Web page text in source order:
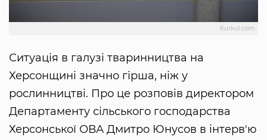
Kurkul.com
Ситуація в галузі тваринництва на
Херсонщині значно гірша, ніж у
рослинництві. Про це розповів директором
Департаменту сільського господарства
Херсонської ОВА Дмитро Юнусов в інтерв'ю